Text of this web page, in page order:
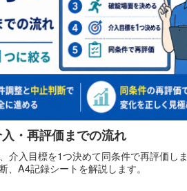
・再評価までの流れ
介入目標を1つ決めて同条件で再評価しま
A4記録シートを解説します。